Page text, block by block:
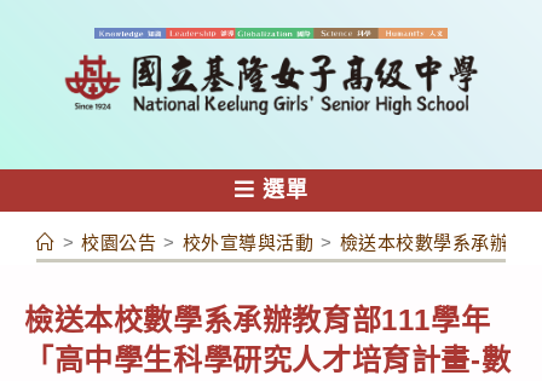
容
選單
> 校園公告 > 校外宣導與活動 > 檢送本校數學系承辦教
檢送本校數學系承辦教育部111學年
「高中學生科學研究人才培育計畫-數